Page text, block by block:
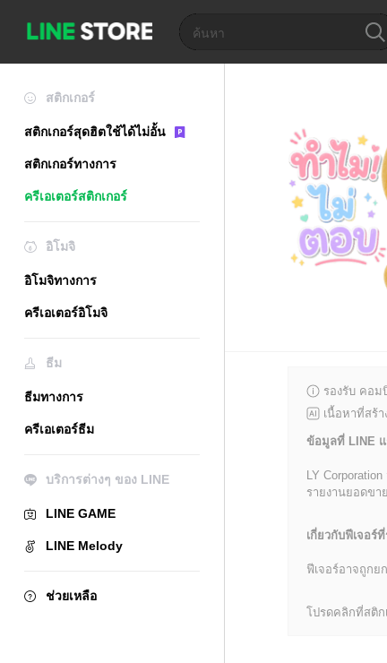
สติกเกอร์
สติกเกอร์สุดฮิตใช้ได้ไม่อั้น
สติกเกอร์ทางการ
ครีเอเตอร์สติกเกอร์
อิโมจิ
อิโมจิทางการ
ครีเอเตอร์อิโมจิ
ธีม
ธีมทางการ
ครีเอเตอร์ธีม
บริการต่างๆ ของ LINE
LINE GAME
LINE Melody
ช่วยเหลือ
รองรับ คอม
เนื้อหาที่สร้
ข้อมูลที่ LINE แ
LY
รายงานยอดข
เกี่ยวกับฟีเจอร์
ฟีเจอร์อาจถูกย
โปรดคลิกที่สติก